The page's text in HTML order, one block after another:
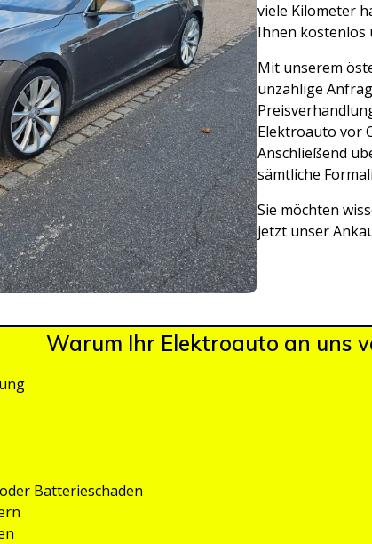
viele Kilometer
Ihnen kostenlos
Mit unserem
unzählige
Elektroauto vor
Anschließend
sämtliche
Sie möchten
jetzt unser
Warum Ihr Elektroauto an uns
Batterieschaden